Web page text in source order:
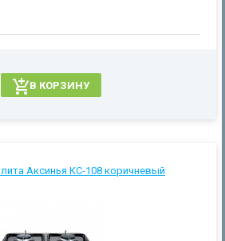
В КОРЗИНУ
Аксинья КС-108 коричневый